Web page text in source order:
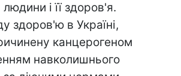
і її здоров'я.
здоров'ю в Україні,
канцерогеном
навколишнього